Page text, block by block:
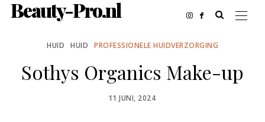
Beauty-Pro.nl
HUID HUID PROFESSIONELE HUIDVERZORGING
Sothys Organics Make-up
POSTED
11 JUNI, 2024